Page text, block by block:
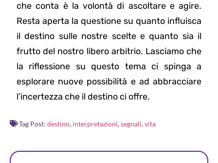
che conta è la volontà di ascoltare e agire.
Resta aperta la questione su quanto influisca
il destino sulle nostre scelte e quanto sia il
frutto del nostro libero arbitrio. Lasciamo che
la riflessione su questo tema ci spinga a
esplorare nuove possibilità e ad abbracciare
l’incertezza che il destino ci offre.
Tag Post: destino, interpretazioni,segnali,vita